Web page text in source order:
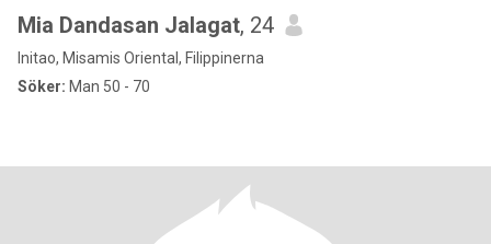
Mia Dandasan Jalagat, 24
Initao, Misamis Oriental, Filippinerna
Söker: Man 50 - 70